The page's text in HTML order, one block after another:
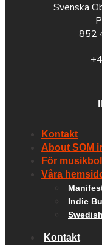
Svenska
852
Kontakt
About SOM
För
Våra
Indie
Kontakt